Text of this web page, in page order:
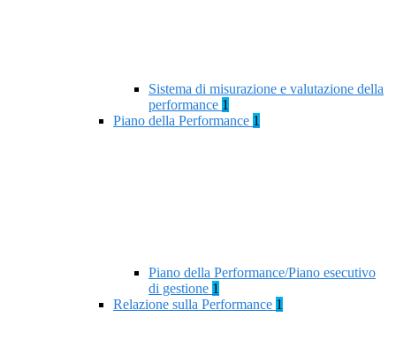
Sistema di misurazione e valutazione della
performance 1
Piano della Performance 1
Piano della Performance/Piano esecutivo
di gestione 1
Relazione sulla Performance 1